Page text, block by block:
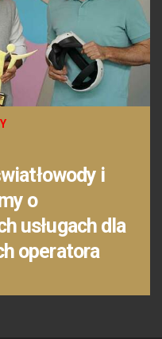
i
o
usługach dla
operatora